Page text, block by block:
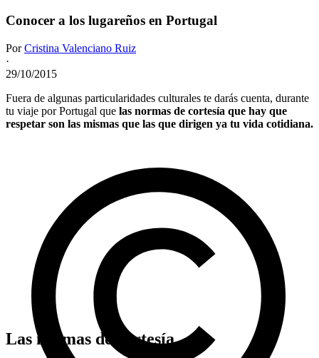
Conocer a los lugareños en Portugal
PorCristina Valenciano Ruiz
·
29/10/2015
Fuera de algunas particularidades culturales te darás cuenta, durante
tu viaje por Portugal que las normas de cortesía que hay que
respetar son las mismas que las que dirigen ya tu vida cotidiana.
Las normas de cortesía